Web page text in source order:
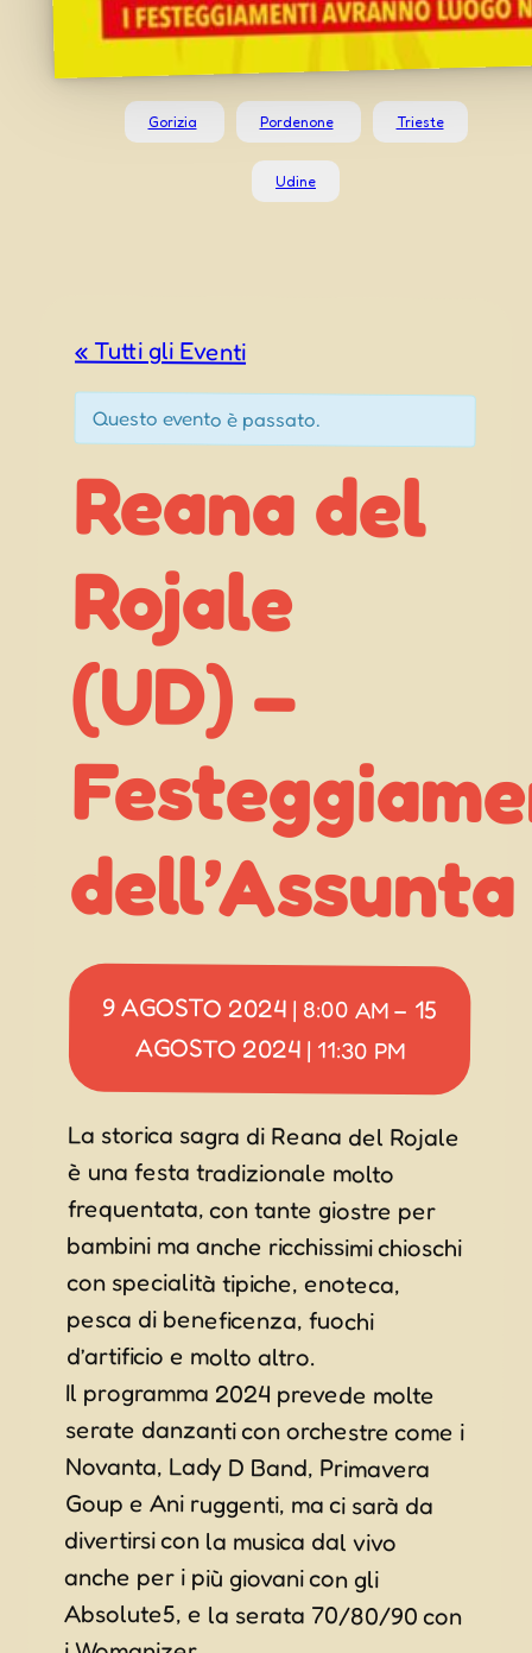
Gorizia Pordenone Trieste
Udine
« Tutti gli Eventi
Questo evento è passato.
Reana del
Rojale
(UD) –
Festeggiamenti
dell’Assunta
9 AGOSTO 2024 | 8:00 AM– 15
AGOSTO 2024 | 11:30 PM
La storica sagra di Reana del Rojale
è una festa tradizionale molto
frequentata, con tante giostre per
bambini ma anche ricchissimi chioschi
con specialità tipiche, enoteca,
pesca di beneficenza, fuochi
d’artificio e molto altro.
Il programma 2024 prevede molte
serate danzanti con orchestre come i
Novanta, Lady D Band, Primavera
Goup e Ani ruggenti, ma ci sarà da
divertirsi con la musica dal vivo
anche per i più giovani con gli
Absolute5, e la serata 70/80/90 con